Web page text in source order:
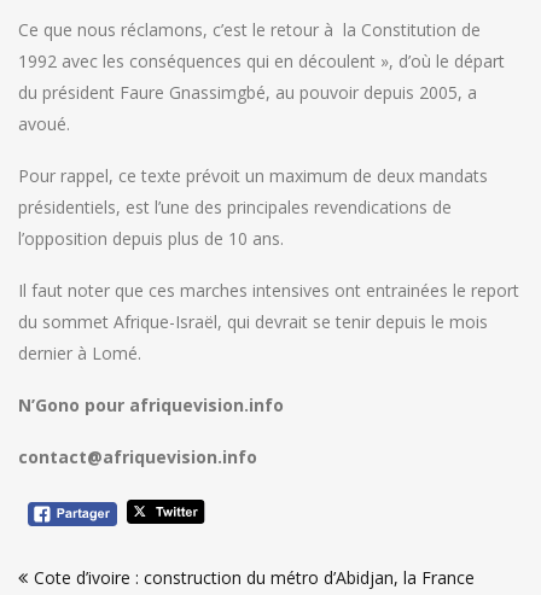
Ce que nous réclamons, c’est le retour à la Constitution de
1992 avec les conséquences qui en découlent », d’où le départ
du président Faure Gnassimgbé, au pouvoir depuis 2005, a
avoué.
Pour rappel, ce texte prévoit un maximum de deux mandats
présidentiels, est l’une des principales revendications de
l’opposition depuis plus de 10 ans.
Il faut noter que ces marches intensives ont entrainées le report
du sommet Afrique-Israël, qui devrait se tenir depuis le mois
dernier à Lomé.
N’Gono pour afriquevision.info
contact@afriquevision.info
Cote d’ivoire : construction du métro d’Abidjan, la France